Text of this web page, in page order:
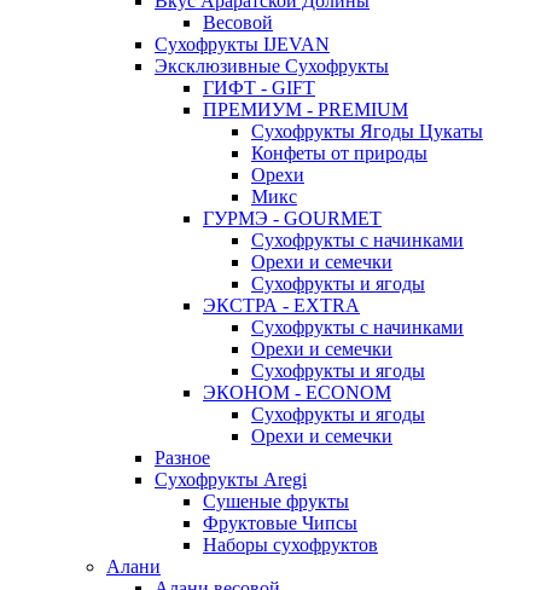
Весовой
Сухофрукты IJEVAN
Эксклюзивные Сухофрукты
ГИФТ - GIFT
ПРЕМИУМ - PREMIUM
Сухофрукты Ягоды Цукаты
Конфеты от природы
Орехи
Микс
ГУРМЭ - GOURMET
Сухофрукты с начинками
Орехи и семечки
Сухофрукты и ягоды
ЭКСТРА - EXTRA
Сухофрукты с начинками
Орехи и семечки
Сухофрукты и ягоды
ЭКОНОМ - ECONOM
Сухофрукты и ягоды
Орехи и семечки
Разное
Сухофрукты Aregi
Сушеные фрукты
Фруктовые Чипсы
Наборы сухофруктов
Алани